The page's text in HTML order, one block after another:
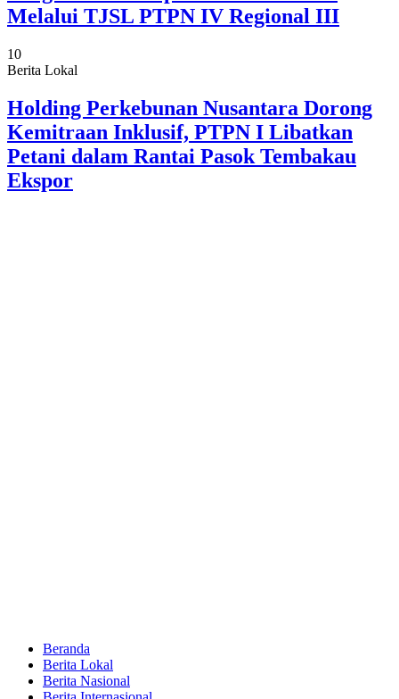
Melalui TJSL PTPN IV Regional III
10
Berita Lokal
Holding Perkebunan Nusantara Dorong
Kemitraan Inklusif, PTPN I Libatkan
Petani dalam Rantai Pasok Tembakau
Ekspor
Beranda
Berita Lokal
Berita Nasional